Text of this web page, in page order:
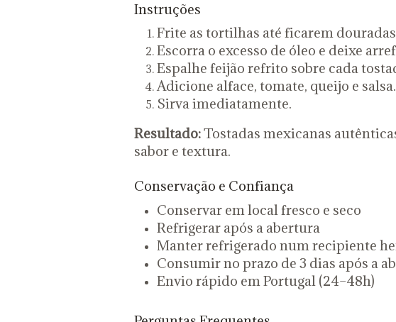
Instruções
Frite as tortilhas até ficarem
Escorra o excesso de óleo e deixe
Espalhe feijão refrito sobre cada
Adicione alface, tomate, queijo e salsa.
Sirva imediatamente.
Resultado:Tostadas mexicanas
sabor e textura.
Conservação e Confiança
Conservar em local fresco e seco
Refrigerar após a abertura
Manter refrigerado num recipiente
Consumir no prazo de 3 dias após a
Envio rápido em Portugal (24–48h)